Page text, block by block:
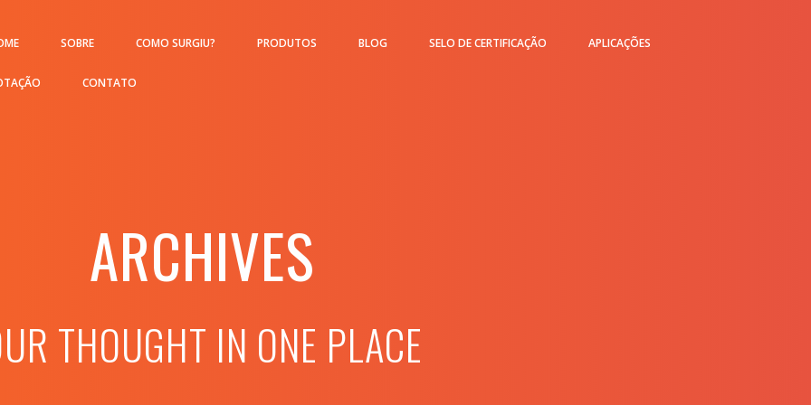
SOBRE COMO SURGIU? PRODUTOS BLOG SELO DE CERTIFICAÇÃO APLICAÇÕES
CONTATO
ARCHIVES
THOUGHT IN ONE PLACE